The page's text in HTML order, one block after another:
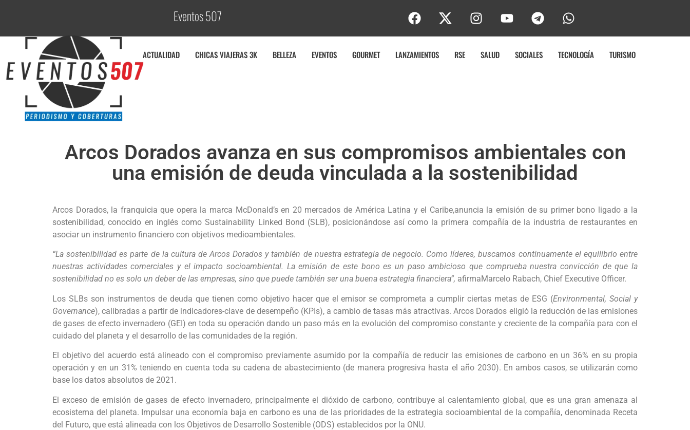
Eventos 507C
ACTUALIDAD CHICAS VIAJERAS 3K BELLEZA EVENTOS GOURMET LANZAMIENTOS RSE SALUD SOCIALES TECNOLOGÍA TURISMO
Arcos Dorados avanza en sus compromisos ambientales con
una emisión de deuda vinculada a la sostenibilidad
Arcos Dorados, la franquicia que opera la marca McDonald’s en 20 mercados de América Latina y el Caribe,anuncia la emisión de su primer bono ligado a la
sostenibilidad, conocido en inglés como Sustainability Linked Bond (SLB), posicionándose así como la primera compañía de la industria de restaurantes en
asociar un instrumento financiero con objetivos medioambientales.
“La sostenibilidad es parte de la cultura de Arcos Dorados y también de nuestra estrategia de negocio. Como líderes, buscamos continuamente el equilibrio entre
nuestras actividades comerciales y el impacto socioambiental. La emisión de este bono es un paso ambicioso que comprueba nuestra convicción de que la
sostenibilidad no es solo un deber de las empresas, sino que puede también ser una buena estrategia financiera”, afirmaMarcelo Rabach, Chief Executive Officer.
Los SLBs son instrumentos de deuda que tienen como objetivo hacer que el emisor se comprometa a cumplir ciertas metas de ESG (Environmental, Social y
Governance), calibradas a partir de indicadores-clave de desempeño (KPIs), a cambio de tasas más atractivas. Arcos Dorados eligió la reducción de las emisiones
de gases de efecto invernadero (GEI) en toda su operación dando un paso más en la evolución del compromiso constante y creciente de la compañía para con el
cuidado del planeta y el desarrollo de las comunidades de la región.
El objetivo del acuerdo está alineado con el compromiso previamente asumido por la compañía de reducir las emisiones de carbono en un 36% en su propia
operación y en un 31% teniendo en cuenta toda su cadena de abastecimiento (de manera progresiva hasta el año 2030). En ambos casos, se utilizarán como
base los datos absolutos de 2021.
El exceso de emisión de gases de efecto invernadero, principalmente el dióxido de carbono, contribuye al calentamiento global, que es una gran amenaza al
ecosistema del planeta. Impulsar una economía baja en carbono es una de las prioridades de la estrategia socioambiental de la compañía, denominada Receta
del Futuro, que está alineada con los Objetivos de Desarrollo Sostenible (ODS) establecidos por la ONU.